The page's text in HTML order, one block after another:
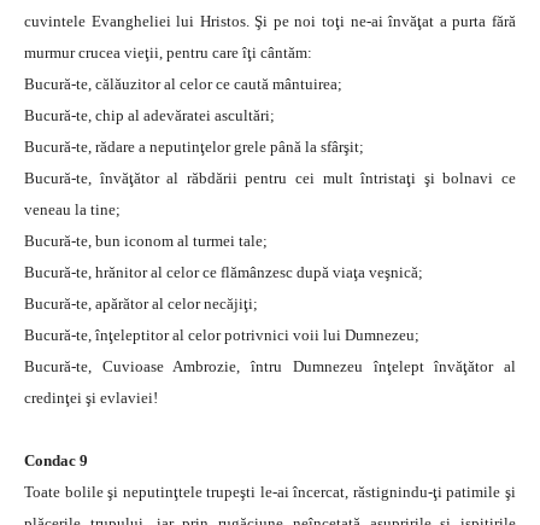
cuvintele Evangheliei lui Hristos. Şi pe noi toţi ne-ai învăţat a purta fără
murmur crucea vieţii, pentru care îţi cântăm:
Bucură-te, călăuzitor al celor ce caută mântuirea;
Bucură-te, chip al adevăratei ascultări;
Bucură-te, rădare a neputinţelor grele până la sfârşit;
Bucură-te, învăţător al răbdării pentru cei mult întristaţi şi bolnavi ce
veneau la tine;
Bucură-te, bun iconom al turmei tale;
Bucură-te, hrănitor al celor ce flămânzesc după viaţa veşnică;
Bucură-te, apărător al celor necăjiţi;
Bucură-te, înţeleptitor al celor potrivnici voii lui Dumnezeu;
Bucură-te, Cuvioase Ambrozie, întru Dumnezeu înţelept învăţător al
credinţei şi evlaviei!
Condac 9
Toate bolile şi neputinţtele trupeşti le-ai încercat, răstignindu-ţi patimile şi